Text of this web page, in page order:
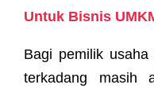
Untuk Bisnis
Bagi pemilik
terkadang masih